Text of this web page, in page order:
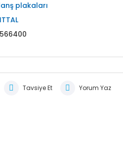
plakaları
Tavsiye Et Yorum Yaz